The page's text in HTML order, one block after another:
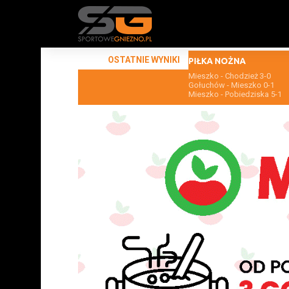
OSTATNIE WYNIKI PIŁKA NOŻNA
Mieszko - Chodzież 3-0
Gołuchów - Mieszko 0-1
Mieszko - Pobiedziska 5-1